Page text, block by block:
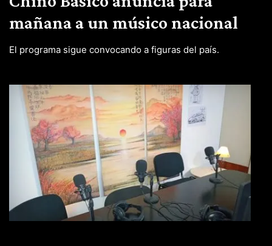
mañana a un músico nacional
El programa sigue convocando a figuras del país.